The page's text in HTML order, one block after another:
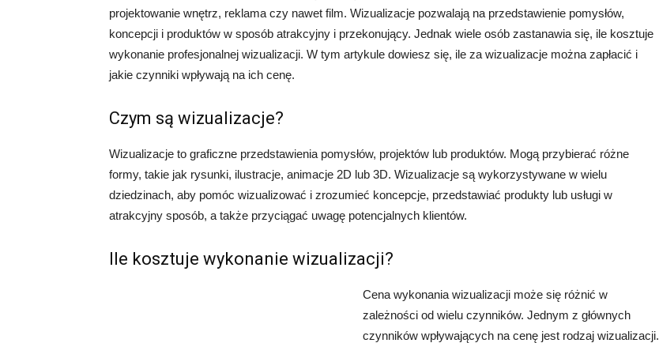
projektowanie wnętrz, reklama czy nawet film. Wizualizacje pozwalają na przedstawienie pomysłów,
koncepcji i produktów w sposób atrakcyjny i przekonujący. Jednak wiele osób zastanawia się, ile kosztuje
wykonanie profesjonalnej wizualizacji. W tym artykule dowiesz się, ile za wizualizacje można zapłacić i
jakie czynniki wpływają na ich cenę.
Czym są wizualizacje?
Wizualizacje to graficzne przedstawienia pomysłów, projektów lub produktów. Mogą przybierać różne
formy, takie jak rysunki, ilustracje, animacje 2D lub 3D. Wizualizacje są wykorzystywane w wielu
dziedzinach, aby pomóc wizualizować i zrozumieć koncepcje, przedstawiać produkty lub usługi w
atrakcyjny sposób, a także przyciągać uwagę potencjalnych klientów.
Ile kosztuje wykonanie wizualizacji?
Cena wykonania wizualizacji może się różnić w
zależności od wielu czynników. Jednym z głównych
czynników wpływających na cenę jest rodzaj wizualizacji.